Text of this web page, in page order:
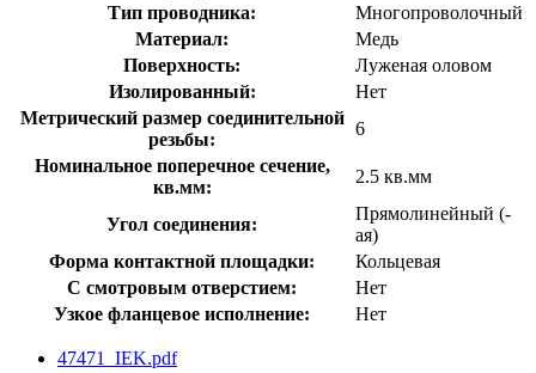
Тип проводника:
Многопроволочный
Материал:
Медь
Поверхность:
Луженая оловом
Изолированный:
Нет
Метрический размер соединительной
резьбы:
6
Номинальное поперечное сечение,
кв.мм:
2.5 кв.мм
Угол соединения:
Прямолинейный (-
ая)
Форма контактной площадки:
Кольцевая
С смотровым отверстием:
Нет
Узкое фланцевое исполнение:
Нет
47471_IEK.pdf